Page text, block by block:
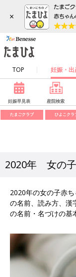
×
TOP 妊娠・出
妊娠早見表 産院検索
たまごクラブ ひよこクラ
2020年 女の子
2020年の女の子赤
の名前、読み方、漢
の名前・名づけの基